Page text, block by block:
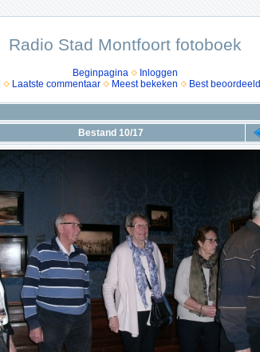
Radio Stad Montfoort fotoboek
Beginpagina
Inloggen
Laatste commentaar Meest bekeken Best beoordeeld
Bestand 10/17